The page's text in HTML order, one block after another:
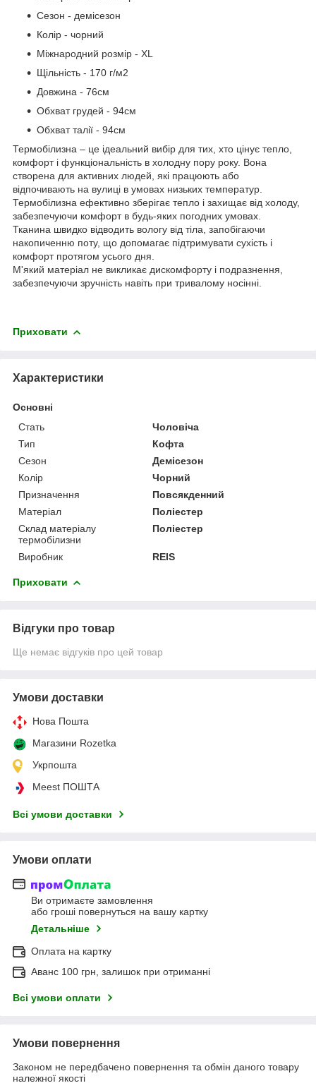
Сезон - демісезон
Колір - чорний
Міжнародний розмір - XL
Щільність - 170 г/м2
Довжина - 76см
Обхват грудей - 94см
Обхват талії - 94см
Термобілизна – це ідеальний вибір для тих, хто цінує тепло,
комфорт і функціональність в холодну пору року. Вона
створена для активних людей, які працюють або
відпочивають на вулиці в умовах низьких температур.
Термобілизна ефективно зберігає тепло і захищає від холоду,
забезпечуючи комфорт в будь-яких погодних умовах.
Тканина швидко відводить вологу від тіла, запобігаючи
накопиченню поту, що допомагає підтримувати сухість і
комфорт протягом усього дня.
М'який матеріал не викликає дискомфорту і подразнення,
забезпечуючи зручність навіть при тривалому носінні.
Приховати
Характеристики
Основні
Стать
Чоловіча
Тип
Кофта
Сезон
Демісезон
Колір
Чорний
Призначення
Повсякденний
Матеріал
Поліестер
Склад матеріалу
термобілизни
Поліестер
Виробник REIS
Приховати
Відгуки про товар
Ще немає відгуків про цей товар
Умови доставки
Нова Пошта
Магазини Rozetka
Укрпошта
Meest ПОШТА
Всі умови доставки
Умови оплати
Ви отримаєте замовлення
або гроші повернуться на вашу картку
Детальніше
Оплата на картку
Аванс 100 грн, залишок при отриманні
Всі умови оплати
Умови повернення
Законом не передбачено повернення та обмін даного товару
належної якості